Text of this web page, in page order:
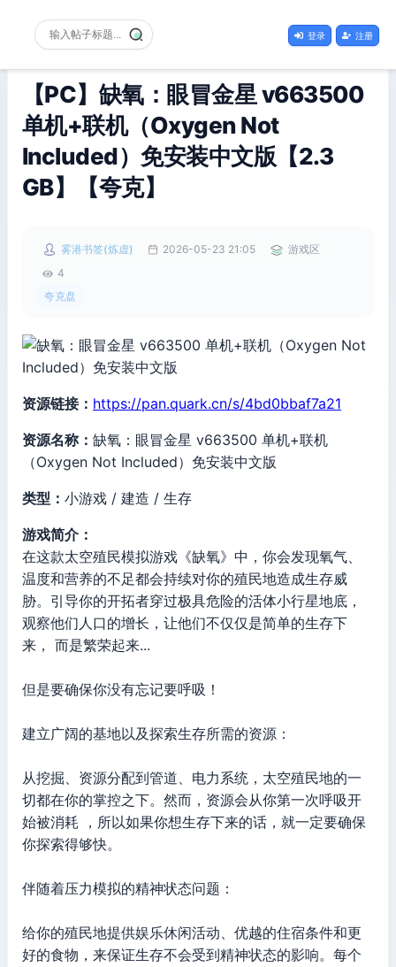
登录 注册
【PC】缺氧：眼冒金星 v663500
单机+联机（Oxygen Not
Included）免安装中文版【2.3
GB】【夸克】
雾港书签(炼虚) 2026-05-23 21:05
游戏区
4
夸克盘
资源链接： https://pan.quark.cn/s/4bd0bbaf7a21
资源名称： 缺氧：眼冒金星 v663500 单机+联机
（Oxygen Not Included）免安装中文版
类型： 小游戏 / 建造 / 生存
游戏简介：
在这款太空殖民模拟游戏《缺氧》中，你会发现氧气、
温度和营养的不足都会持续对你的殖民地造成生存威
胁。引导你的开拓者穿过极具危险的活体小行星地底，
观察他们人口的增长，让他们不仅仅是简单的生存下
来， 而是繁荣起来...
但是要确保你没有忘记要呼吸！
建立广阔的基地以及探索生存所需的资源：
从挖掘、资源分配到管道、电力系统，太空殖民地的一
切都在你的掌控之下。然而，资源会从你第一次呼吸开
始被消耗 ，所以如果你想生存下来的话，就一定要确保
你探索得够快。
伴随着压力模拟的精神状态问题：
给你的殖民地提供娱乐休闲活动、优越的住宿条件和更
好的食物，来保证生存不会受到精神状态的影响。每个